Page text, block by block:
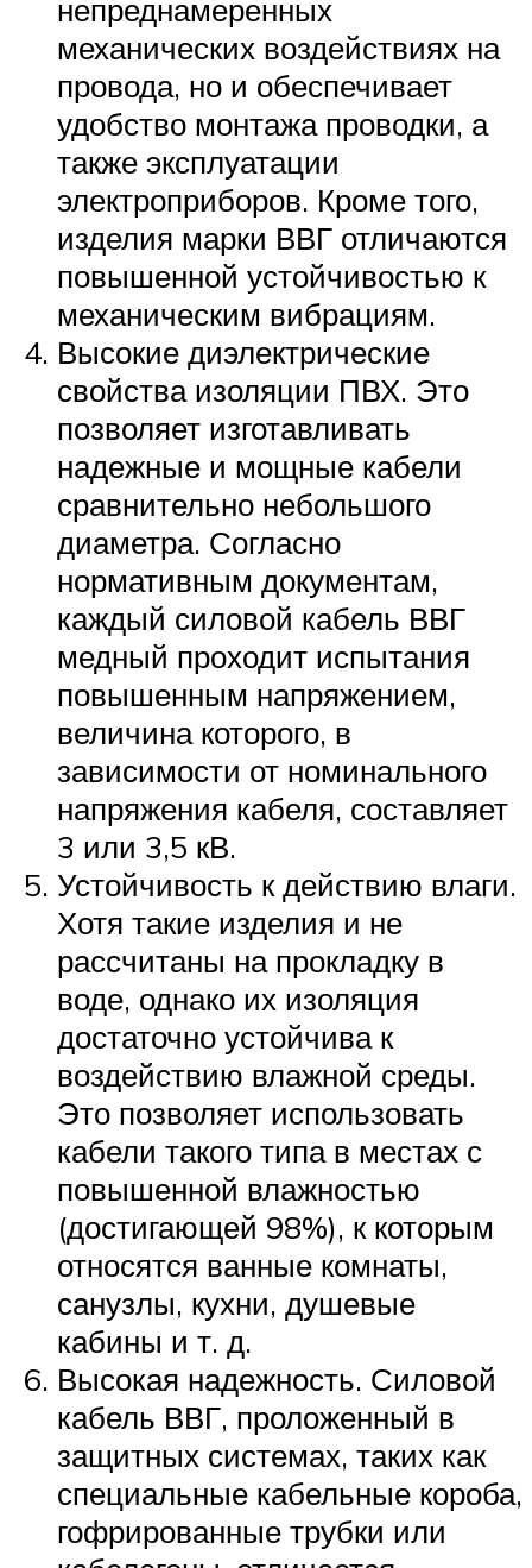
непреднамеренных
механических воздействиях на
провода, но и обеспечивает
удобство монтажа проводки, а
также эксплуатации
электроприборов. Кроме того,
изделия марки ВВГ отличаются
повышенной устойчивостью к
механическим вибрациям.
Высокие диэлектрические
свойства изоляции ПВХ. Это
позволяет изготавливать
надежные и мощные кабели
сравнительно небольшого
диаметра. Согласно
нормативным документам,
каждый силовой кабель ВВГ
медный проходит испытания
повышенным напряжением,
величина которого, в
зависимости от номинального
напряжения кабеля, составляет
3 или 3,5 кВ.
Устойчивость к действию влаги.
Хотя такие изделия и не
рассчитаны на прокладку в
воде, однако их изоляция
достаточно устойчива к
воздействию влажной среды.
Это позволяет использовать
кабели такого типа в местах с
повышенной влажностью
(достигающей 98%), к которым
относятся ванные комнаты,
санузлы, кухни, душевые
кабины и т. д.
Высокая надежность. Силовой
кабель ВВГ, проложенный в
защитных системах, таких как
специальные кабельные короба,
гофрированные трубки или